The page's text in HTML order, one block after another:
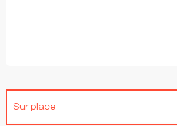
Sur place